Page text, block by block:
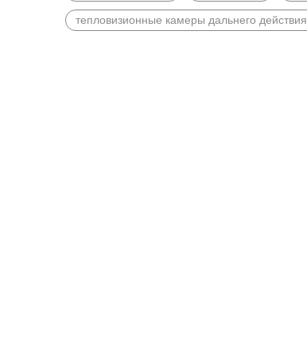
тепловизионные камеры дальнего действия